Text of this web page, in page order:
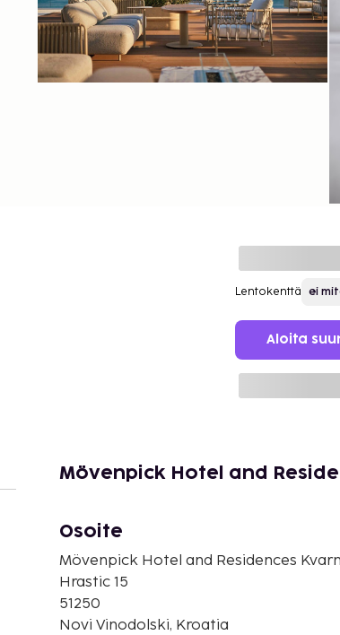
Lentokenttä
Aloita
Mövenpick Hotel and
Osoite
Mövenpick Hotel and Residences
Hrastic 15
51250
Novi Vinodolski, Kroatia